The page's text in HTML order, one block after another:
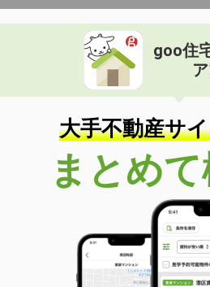
goo住
大手不動産サ
まとめて